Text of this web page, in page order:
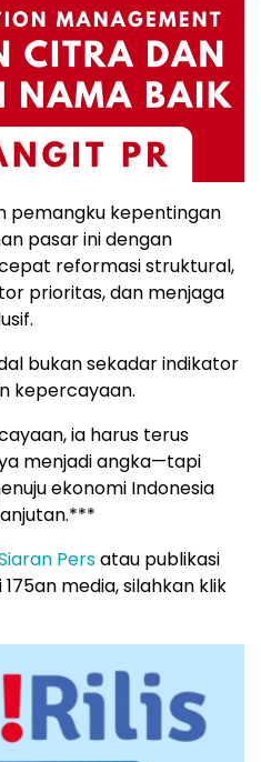
pemangku kepentingan
pasar ini dengan
reformasi struktural,
prioritas, dan menjaga
bukan sekadar indikator
kepercayaan.
ia harus terus
menjadi angka—tapi
ekonomi Indonesia
Persatau publikasi
media, silahkan klik